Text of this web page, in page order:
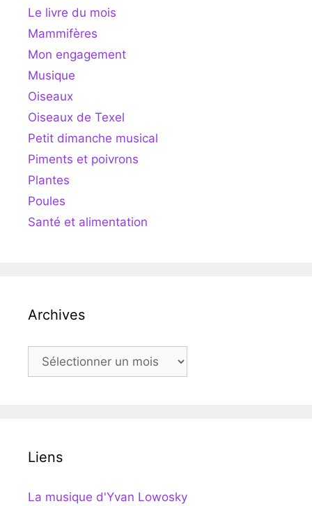
Le livre du mois
Mammifères
Mon engagement
Musique
Oiseaux
Oiseaux de Texel
Petit dimanche musical
Piments et poivrons
Plantes
Poules
Santé et alimentation
Archives
Archives
Liens
La musique d'Yvan Lowosky